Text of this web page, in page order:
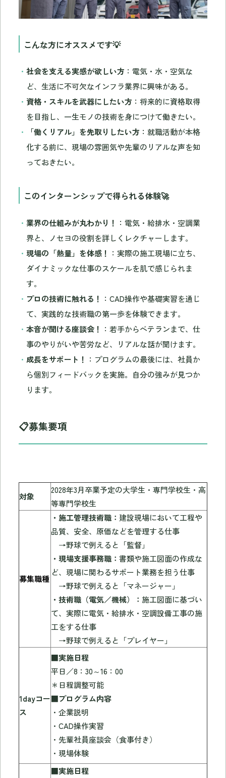
こんな方にオススメです💡
社会を支える実感が欲しい方 ：電気・水・空気な
ど、生活に不可欠なインフラ業界に興味がある。
資格・スキルを武器にしたい方 ：将来的に資格取得
を目指し、一生モノの技術を身につけて働きたい。
「働くリアル」を先取りしたい方 ：就職活動が本格
化する前に、現場の雰囲気や先輩のリアルな声を知
っておきたい。
このインターンシップで得られる体験🚀
業界の仕組みが丸わかり！ ：電気・給排水・空調業
界と、ノセヨの役割を詳しくレクチャーします。
現場の「熱量」を体感！ ：実際の施工現場に立ち、
ダイナミックな仕事のスケールを肌で感じられま
す。
プロの技術に触れる！ ：CAD操作や基礎実習を通じ
て、実践的な技術職の第一歩を体験できます。
本音が聞ける座談会！ ：若手からベテランまで、仕
事のやりがいや苦労など、リアルな話が聞けます。
成長をサポート！ ：プログラムの最後には、社員か
ら個別フィードバックを実施。自分の強みが見つか
ります。
📋募集要項
対象
2028年3月卒業予定の大学生・専門学校生・高
等専門学校生
募集職種
・施工管理技術職： 建設現場において工程や
品質、安全、原価などを管理する仕事
→野球で例えると「監督」
・現場支援事務職： 書類や施工図面の作成な
ど、現場に関わるサポート業務を担う仕事
→野球で例えると「マネージャー」
・技術職（電気／機械）： 施工図面に基づい
て、実際に電気・給排水・空調設備工事の施
工をする仕事
→野球で例えると「プレイヤー」
1dayコー
ス
■実施日程
平日／8：30～16：00
＊日程調整可能
■プログラム内容
・企業説明
・CAD操作実習
・先輩社員座談会（食事付き）
・現場体験
■実施日程